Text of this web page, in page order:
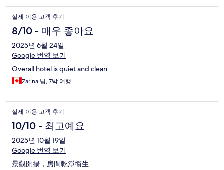
실제 이용 고객 후기
8/10 - 매우 좋아요
2025년 6월 24일
Google 번역 보기
Overall hotel is quiet and clean
Zarina 님, 7박 여행
실제 이용 고객 후기
10/10 - 최고예요
2025년 10월 19일
Google 번역 보기
景觀開揚，房間乾淨衞生